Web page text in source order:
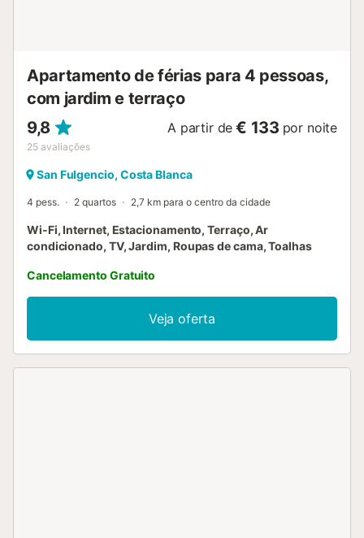
Apartamento de férias para 4 pessoas,
com jardim e terraço
9,8
25 avaliações
A partir de € 133 por noite
San Fulgencio, Costa Blanca
4 pess. 2 quartos 2,7 km para o centro da cidade
Wi-Fi, Internet, Estacionamento, Terraço, Ar
condicionado, TV, Jardim, Roupas de cama, Toalhas
Cancelamento Gratuito
Veja oferta